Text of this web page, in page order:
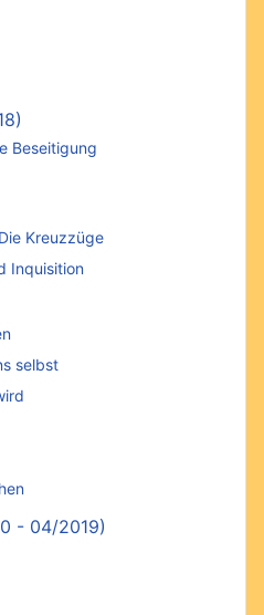
Beseitigung
Kreuzzüge
Inquisition
selbst
- 04/2019)